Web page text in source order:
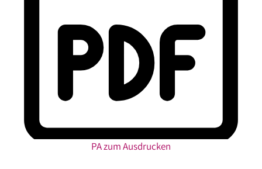
PA zum Ausdrucken